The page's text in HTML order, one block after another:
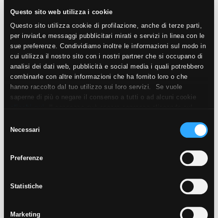
Questo sito web utilizza i cookie
Questo sito utilizza cookie di profilazione, anche di terze parti,
per inviarLe messaggi pubblicitari mirati e servizi in linea con le
sue preferenze. Condividiamo inoltre le informazioni sul modo in
cui utilizza il nostro sito con i nostri partner che si occupano di
analisi dei dati web, pubblicità e social media i quali potrebbero
combinarle con altre informazioni che ha fornito loro o che
hanno raccolto dal tuo utilizzo sui loro servizi. Se vuole
saperne di più o negare il consenso a tutti o ad alcuni cookie
può negare il consenso sul tasto “Rifiuta".
delNecessari
Preferenze
Statistiche
Marketing
Ottop
IMMAGINI DA SCARICARE
SCARICA TUTTE LE IMMAGINI ZIP
Info
Per il download di singole immagini in Alta
Definizione, cliccare prima sull'immagine per
visualizzarla e poi fare Clic Destro per scaricarla.